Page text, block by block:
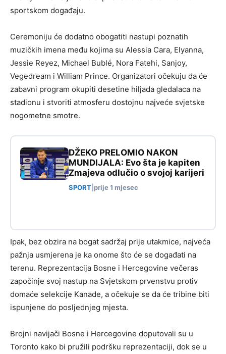
sportskom događaju.
Ceremoniju će dodatno obogatiti nastupi poznatih
muzičkih imena među kojima su Alessia Cara, Elyanna,
Jessie Reyez, Michael Bublé, Nora Fatehi, Sanjoy,
Vegedream i William Prince. Organizatori očekuju da će
zabavni program okupiti desetine hiljada gledalaca na
stadionu i stvoriti atmosferu dostojnu najveće svjetske
nogometne smotre.
DŽEKO PRELOMIO NAKON
MUNDIJALA: Evo šta je kapiten
Zmajeva odlučio o svojoj karijeri
SPORT prije 1 mjesec
Ipak, bez obzira na bogat sadržaj prije utakmice, najveća
pažnja usmjerena je ka onome što će se događati na
terenu. Reprezentacija Bosne i Hercegovine večeras
započinje svoj nastup na Svjetskom prvenstvu protiv
domaće selekcije Kanade, a očekuje se da će tribine biti
ispunjene do posljednjeg mjesta.
Brojni navijači Bosne i Hercegovine doputovali su u
Toronto kako bi pružili podršku reprezentaciji, dok se u